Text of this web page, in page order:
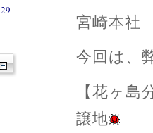
宮崎本社
今回は、
【花ヶ
譲地
29